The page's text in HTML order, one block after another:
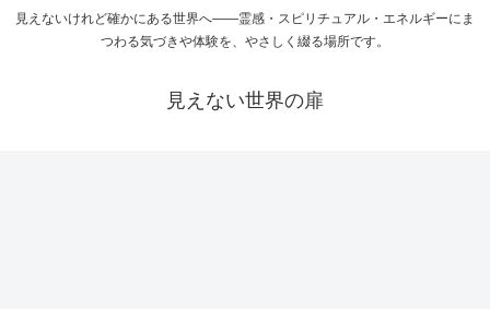
見えないけれど確かにある世界へ――霊感・スピリチュアル・エネルギーにま
つわる気づきや体験を、やさしく綴る場所です。
見えない世界の扉